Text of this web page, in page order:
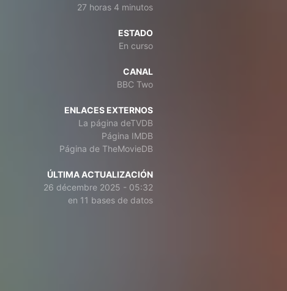
27 horas 4 minutos
ESTADO
En curso
CANAL
BBC Two
ENLACES EXTERNOS
La página deTVDB
Página IMDB
Página de TheMovieDB
ÚLTIMA ACTUALIZACIÓN
26 décembre 2025 - 05:32
en 11 bases de datos